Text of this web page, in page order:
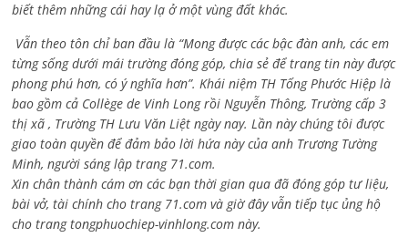
biết thêm những cái hay lạ ở một vùng đất khác.
Vẫn theo tôn chỉ ban đầu là “Mong được các bậc đàn anh, các em
từng sống dưới mái trường đóng góp, chia sẻ để trang tin này được
phong phú hơn, có ý nghĩa hơn”. Khái niệm TH Tống Phước Hiệp là
bao gồm cả Collège de Vinh Long rồi Nguyễn Thông, Trường cấp 3
thị xã , Trường TH Lưu Văn Liệt ngày nay. Lần này chúng tôi được
giao toàn quyền để đảm bảo lời hứa này của anh Trương Tường
Minh, người sáng lập trang 71.com.
Xin chân thành cám ơn các bạn thời gian qua đã đóng góp tư liệu,
bài vở, tài chính cho trang 71.com và giờ đây vẫn tiếp tục ủng hộ
cho trang tongphuochiep-vinhlong.com này.